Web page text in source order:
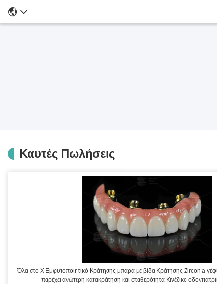
Καυτές Πωλήσεις
Όλα στο X Εμφυτοποιητικό Κράτησης μπάρα με βίδα Κράτησης Zirconia
παρέχει ανώτερη κατακράτηση και σταθερότητα Κινέζικο